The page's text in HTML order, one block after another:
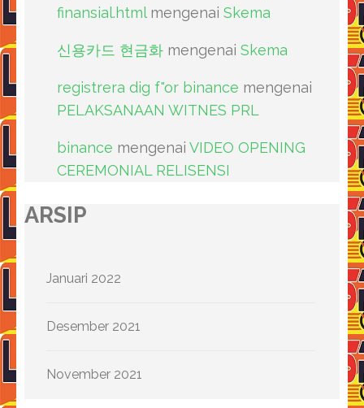
finansial.htmlmengenai Skema
신용카드 현금화 mengenai Skema
registrera dig f"or binance mengenai
PELAKSANAAN WITNES PRL
binance mengenai VIDEO OPENING
CEREMONIAL RELISENSI
ARSIP
Januari 2022
Desember 2021
November 2021